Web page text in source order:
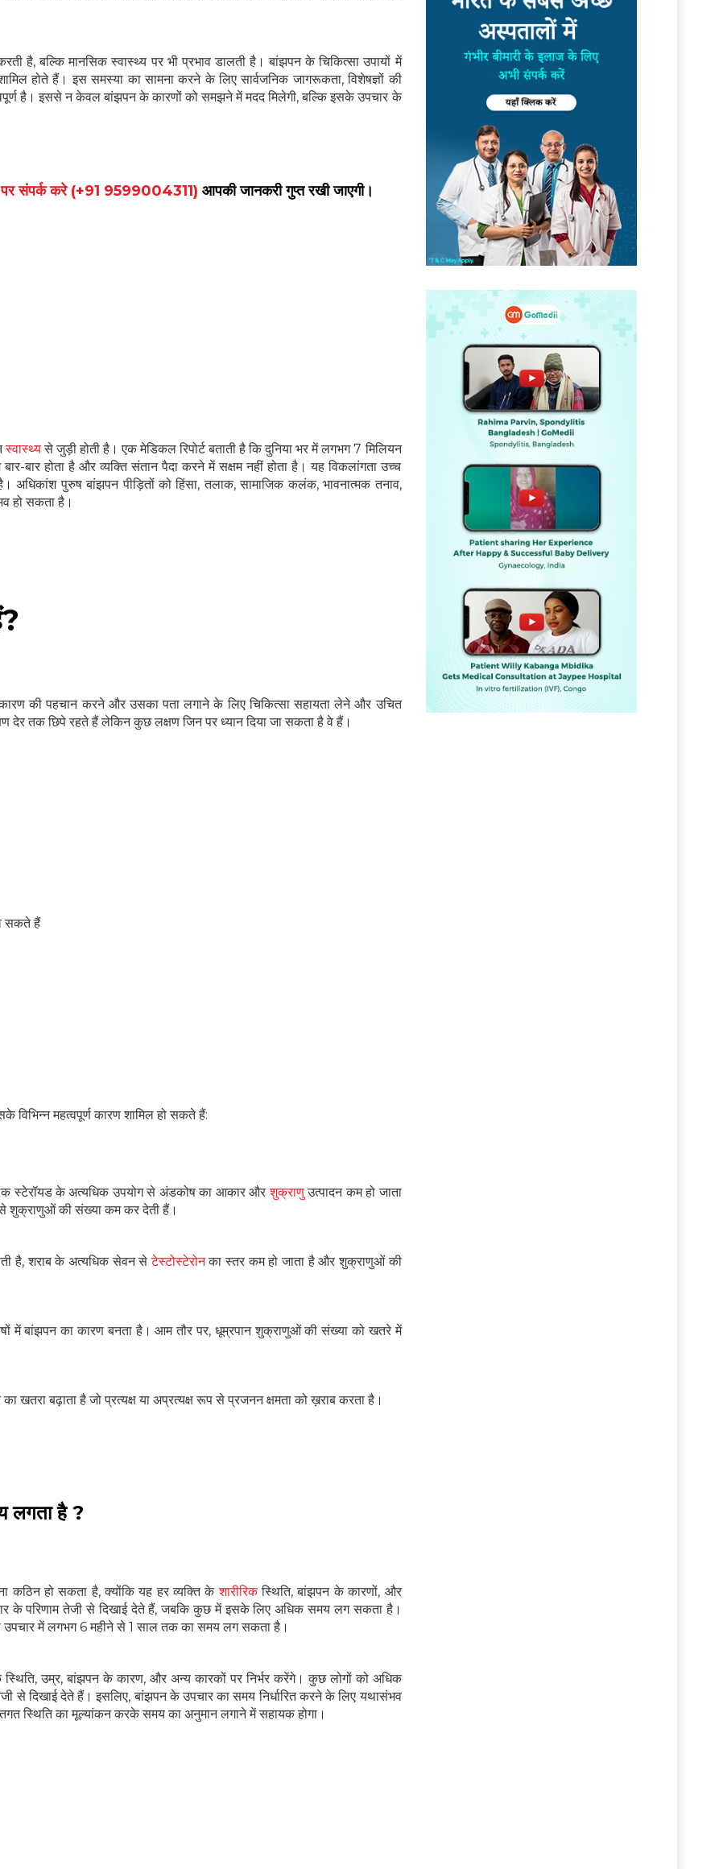
है, बल्कि मानसिक स्वास्थ्य पर भी प्रभाव डालती है। बांझपन के चिकित्सा उपायों में
होते हैं। इस समस्या का सामना करने के लिए सार्वजनिक जागरूकता, विशेषज्ञों की
है। इससे न केवल बांझपन के कारणों को समझने में मदद मिलेगी, बल्कि इसके उपचार के
संपर्क करे (+91 9599004311) आपकी जानकरी गुप्त रखी जाएगी।
स्वास्थ्यसे जुड़ी होती है। एक मेडिकल रिपोर्ट बताती है कि दुनिया भर में लगभग 7 मिलियन
बार होता है और व्यक्ति संतान पैदा करने में सक्षम नहीं होता है। यह विकलांगता उच्च
अधिकांश पुरुष बांझपन पीड़ितों को हिंसा, तलाक, सामाजिक कलंक, भावनात्मक तनाव,
हो सकता है।
की पहचान करने और उसका पता लगाने के लिए चिकित्सा सहायता लेने और उचित
देर तक छिपे रहते हैं लेकिन कुछ लक्षण जिन पर ध्यान दिया जा सकता है वे हैं।
सकते हैं
महत्वपूर्ण कारण शामिल हो सकते हैं:
स्टेरॉयड के अत्यधिक उपयोग से अंडकोष का आकार औरशुक्राणुउत्पादन कम हो जाता
शुक्राणुओं की संख्या कम कर देती हैं।
है, शराब के अत्यधिक सेवन सेटेस्टोस्टेरोनका स्तर कम हो जाता है और शुक्राणुओं की
में बांझपन का कारण बनता है। आम तौर पर, धूम्रपान शुक्राणुओं की संख्या को खतरे में
खतरा बढ़ाता है जो प्रत्यक्ष या अप्रत्यक्ष रूप से प्रजनन क्षमता को ख़राब करता है।
लगता है ?
कठिन हो सकता है, क्योंकि यह हर व्यक्ति केशारीरिकस्थिति, बांझपन के कारणों, और
के परिणाम तेजी से दिखाई देते हैं, जबकि कुछ में इसके लिए अधिक समय लग सकता है।
उपचार में लगभग 6 महीने से 1 साल तक का समय लग सकता है।
स्थिति, उम्र, बांझपन के कारण, और अन्य कारकों पर निर्भर करेंगे। कुछ लोगों को अधिक
दिखाई देते हैं। इसलिए, बांझपन के उपचार का समय निर्धारित करने के लिए यथासंभव
स्थिति का मूल्यांकन करके समय का अनुमान लगाने में सहायक होगा।
हेल्थकेयर कम्युनिटी को
ज्वाइन करें